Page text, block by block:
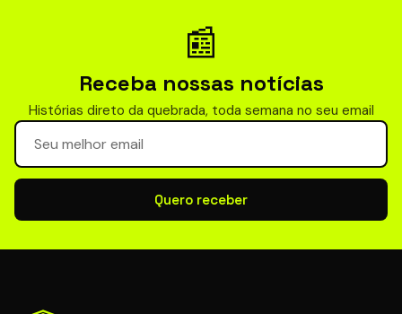
📰
Receba nossas notícias
Histórias direto da quebrada, toda semana no seu email
Seu email para newsletter
Quero receber